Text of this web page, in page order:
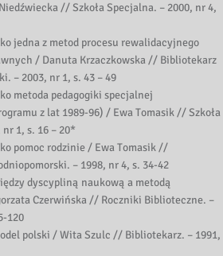
// Szkoła Specjalna. – 2000, nr 4,
jedna z metod procesu rewalidacyjnego
/ Danuta Krzaczkowska // Bibliotekarz
– 2003, nr 1, s. 43 – 49
metoda pedagogiki specjalnej
z lat 1989-96) / Ewa Tomasik // Szkoła
1, s. 16 – 20*
pomoc rodzinie / Ewa Tomasik //
– 1998, nr 4, s. 34-42
dyscypliną naukową a metodą
Czerwińska // Roczniki Biblioteczne. –
120
polski / Wita Szulc // Bibliotekarz. – 1991,